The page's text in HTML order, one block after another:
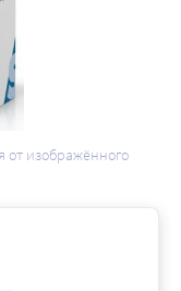
от изображённого